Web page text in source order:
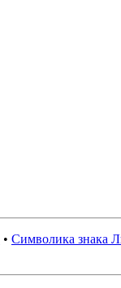
• Символика знака